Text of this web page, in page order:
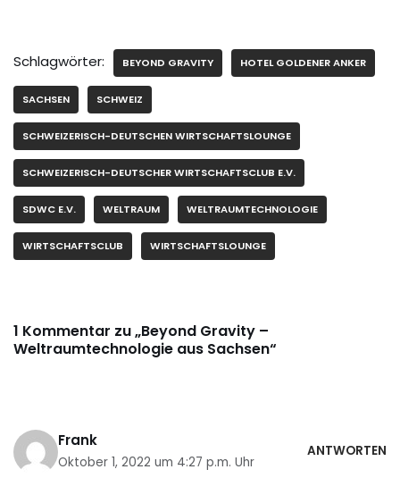
Schlagwörter: BEYOND GRAVITY HOTEL GOLDENER ANKER
SACHSEN SCHWEIZ
SCHWEIZERISCH-DEUTSCHEN WIRTSCHAFTSLOUNGE
SCHWEIZERISCH-DEUTSCHER WIRTSCHAFTSCLUB E.V.
SDWC E.V. WELTRAUM WELTRAUMTECHNOLOGIE
WIRTSCHAFTSCLUB WIRTSCHAFTSLOUNGE
1 Kommentar zu „Beyond Gravity –
Weltraumtechnologie aus Sachsen“
Frank
Oktober 1, 2022 um 4:27 p.m. Uhr
ANTWORTEN